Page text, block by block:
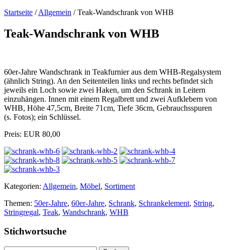
Startseite /Allgemein /Teak-Wandschrank von WHB
Teak-Wandschrank von WHB
60er-Jahre Wandschrank in Teakfurnier aus dem WHB-Regalsystem
(ähnlich String). An den Seitenteilen links und rechts befindet sich
jeweils ein Loch sowie zwei Haken, um den Schrank in Leitern
einzuhängen. Innen mit einem Regalbrett und zwei Aufklebern von
WHB, Höhe 47,5cm, Breite 71cm, Tiefe 36cm, Gebrauchsspuren
(s. Fotos); ein Schlüssel.
Preis: EUR 80,00
Kategorien: Allgemein, Möbel, Sortiment
Themen: 50er-Jahre, 60er-Jahre, Schrank, Schrankelement, String,
Stringregal, Teak, Wandschrank, WHB
Stichwortsuche